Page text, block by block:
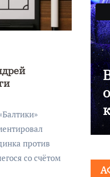
против
со счётом
как в
ТЦ из-
о